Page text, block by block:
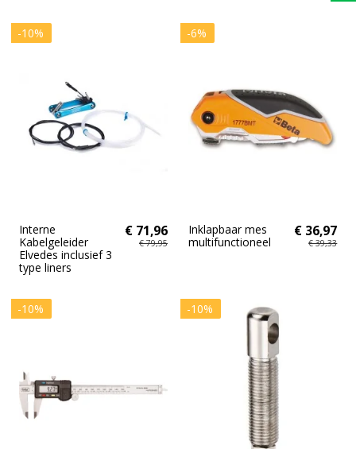
-10%
Interne
Kabelgeleider
Elvedes inclusief 3
type liners
€ 71,96
€ 79,95
-6%
Inklapbaar mes
multifunctioneel
€ 36,97
€ 39,33
-10% -10%